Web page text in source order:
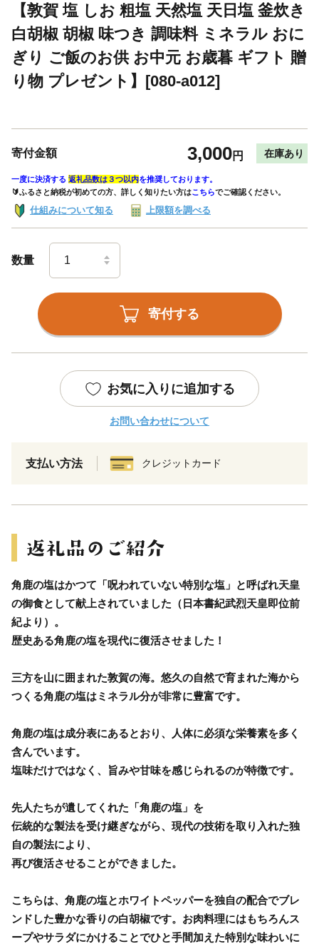
【敦賀 塩 しお 粗塩 天然塩 天日塩 釜炊き
白胡椒 胡椒 味つき 調味料 ミネラル おに
ぎり ご飯のお供 お中元 お歳暮 ギフト 贈
り物 プレゼント】[080-a012]
寄付金額 3,000円 在庫あり
一度に決済する 返礼品数は３つ以内を推奨しております。
🔰ふるさと納税が初めての方、詳しく知りたい方はこちらでご確認ください。
仕組みについて知る 上限額を調べる
数量
寄付する
お気に入りに追加する
お問い合わせについて
支払い方法 クレジットカード
角鹿の塩はかつて「呪われていない特別な塩」と呼ばれ天皇
の御食として献上されていました（日本書紀武烈天皇即位前
紀より）。
歴史ある角鹿の塩を現代に復活させました！
三方を山に囲まれた敦賀の海。悠久の自然で育まれた海から
つくる角鹿の塩はミネラル分が非常に豊富です。
角鹿の塩は成分表にあるとおり、人体に必須な栄養素を多く
含んでいます。
塩味だけではなく、旨みや甘味を感じられるのが特徴です。
先人たちが遺してくれた「角鹿の塩」を
伝統的な製法を受け継ぎながら、現代の技術を取り入れた独
自の製法により、
再び復活させることができました。
こちらは、角鹿の塩とホワイトペッパーを独自の配合でブレ
ンドした豊かな香りの白胡椒です。お肉料理にはもちろんス
ープやサラダにかけることでひと手間加えた特別な味わいに